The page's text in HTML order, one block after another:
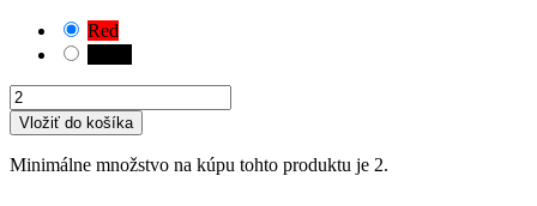
Red
Vložiť do košíka
Minimálne množstvo na kúpu tohto produktu je 2.